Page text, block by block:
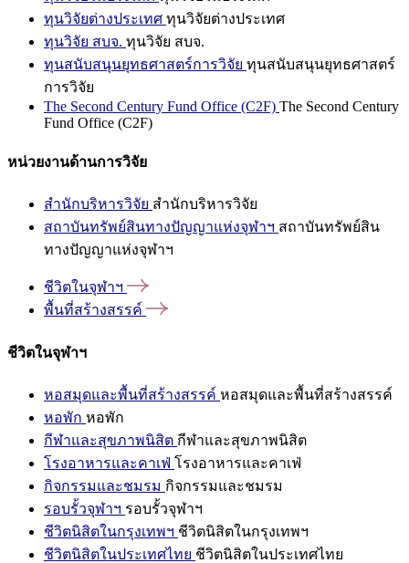
ทุนวิจัยต่างประเทศ ทุนวิจัยต่างประเทศ
ทุนวิจัย สบจ. ทุนวิจัย สบจ.
ทุนสนับสนุนยุทธศาสตร์การวิจัย ทุนสนับสนุนยุทธศาสตร์
การวิจัย
The Second Century Fund Office (C2F) The Second Century
Fund Office (C2F)
หน่วยงานด้านการวิจัย
สำนักบริหารวิจัย สำนักบริหารวิจัย
สถาบันทรัพย์สินทางปัญญาแห่งจุฬาฯ สถาบันทรัพย์สิน
ทางปัญญาแห่งจุฬาฯ
ชีวิตในจุฬาฯ
พื้นที่สร้างสรรค์
ชีวิตในจุฬาฯ
หอสมุดและพื้นที่สร้างสรรค์ หอสมุดและพื้นที่สร้างสรรค์
หอพัก หอพัก
กีฬาและสุขภาพนิสิต กีฬาและสุขภาพนิสิต
โรงอาหารและคาเฟ่ โรงอาหารและคาเฟ่
กิจกรรมและชมรม กิจกรรมและชมรม
รอบรั้วจุฬาฯ รอบรั้วจุฬาฯ
ชีวิตนิสิตในกรุงเทพฯ ชีวิตนิสิตในกรุงเทพฯ
ชีวิตนิสิตในประเทศไทย ชีวิตนิสิตในประเทศไทย